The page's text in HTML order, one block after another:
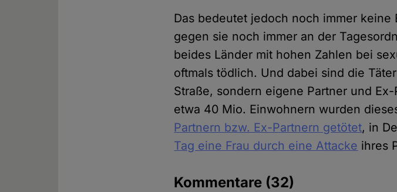
Das bedeutet jedoch noch immer
gegen sie noch immer an der
beides Länder mit hohen Zahlen bei
oftmals tödlich. Und dabei sind die
Straße, sondern eigene Partner und
etwa 40 Mio. Einwohnern wurden
Partnern bzw. Ex-Partnern getötet, in
Tag eine Frau durch eine Attacke ihres
Kommentare (32)